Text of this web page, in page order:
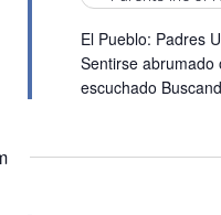
El Pueblo: Padres
Sentirse
escuchado